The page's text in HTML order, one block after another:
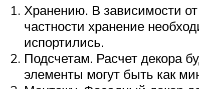
Хранению. В зависимости
частности хранение
испортились.
Подсчетам. Расчет декора
элементы могут быть как